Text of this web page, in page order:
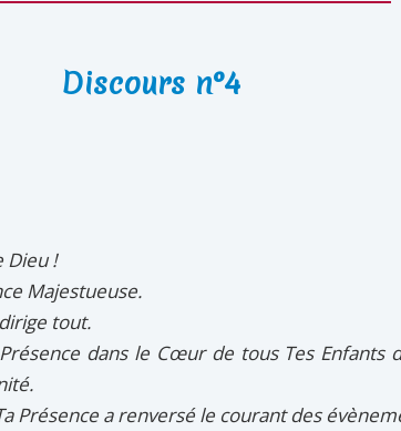
Discours n°4
Dieu !
Majestueuse.
tout.
dans le Cœur de tous Tes Enfants
Présence a renversé le courant des